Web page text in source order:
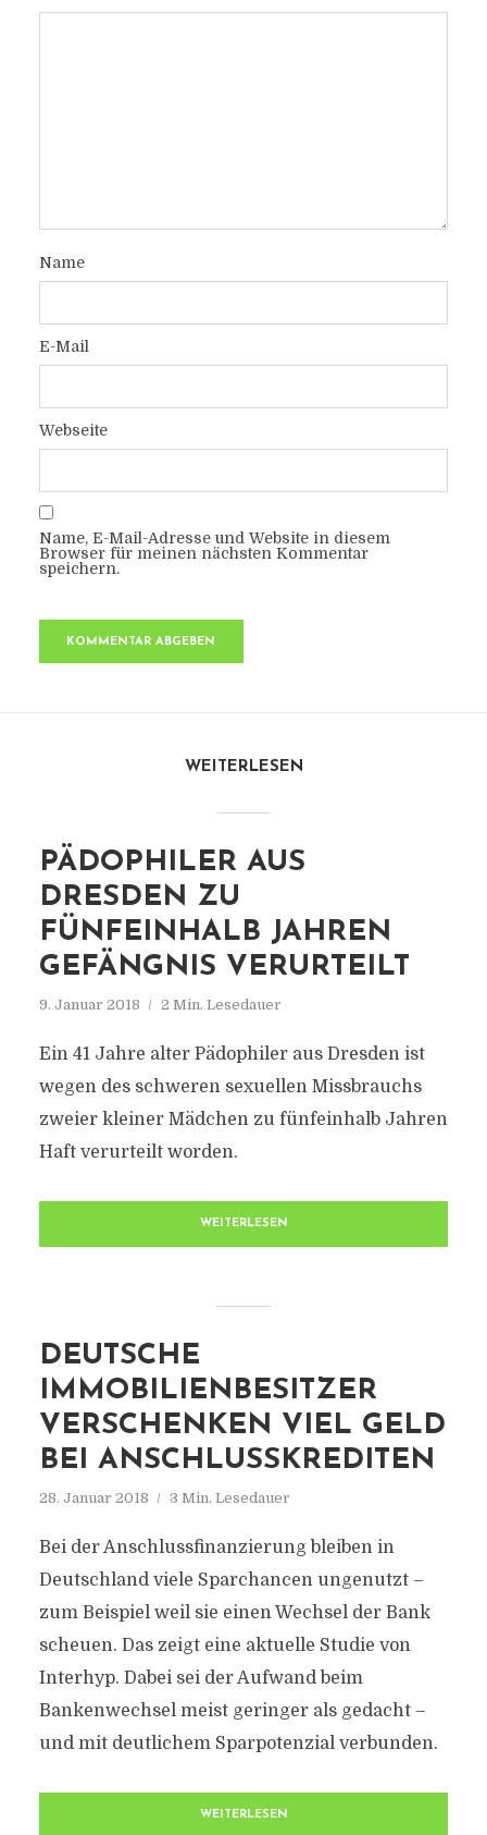
Name
E-Mail
Webseite
Name, E-Mail-Adresse und Website in diesem
Browser für meinen nächsten Kommentar
speichern.
WEITERLESEN
PÄDOPHILER AUS
DRESDEN ZU
FÜNFEINHALB JAHREN
GEFÄNGNIS VERURTEILT
9. Januar 2018 2 Min. Lesedauer
Ein 41 Jahre alter Pädophiler aus Dresden ist
wegen des schweren sexuellen Missbrauchs
zweier kleiner Mädchen zu fünfeinhalb Jahren
Haft verurteilt worden.
WEITERLESEN
DEUTSCHE
IMMOBILIENBESITZER
VERSCHENKEN VIEL GELD
BEI ANSCHLUSSKREDITEN
28. Januar 2018 3 Min. Lesedauer
Bei der Anschlussfinanzierung bleiben in
Deutschland viele Sparchancen ungenutzt –
zum Beispiel weil sie einen Wechsel der Bank
scheuen. Das zeigt eine aktuelle Studie von
Interhyp. Dabei sei der Aufwand beim
Bankenwechsel meist geringer als gedacht –
und mit deutlichem Sparpotenzial verbunden.
WEITERLESEN